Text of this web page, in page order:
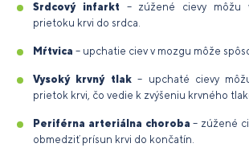
Srdcový infarkt – zúžené cievy môžu
prietoku krvi do srdca.
Mŕtvica – upchatie ciev v mozgu môže
Vysoký krvný tlak– upchaté cievy
prietok krvi, čo vedie k zvýšeniu krvného
Periférna arteriálna choroba – zúžené
obmedziť prísun krvi do končatín.